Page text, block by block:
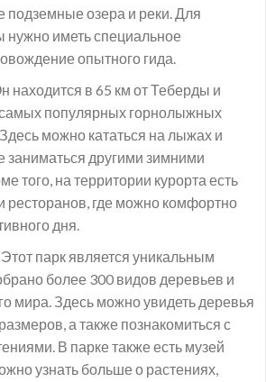
подземные озера и реки. Для
иметь специальное
опытного гида.
находится в 65 км от Теберды и
популярных горнолыжных
можно кататься на лыжах и
заниматься другими зимними
того, на территории курорта есть
ресторанов, где можно комфортно
дня.
парк является уникальным
более 300 видов деревьев и
мира. Здесь можно увидеть деревья
а также познакомиться с
В парке также есть музей
узнать больше о растениях,